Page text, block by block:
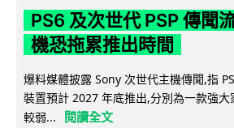
PS6 及次世代 PSP 傳聞
機恐拖累推出時間
爆料媒體披露 Sony 次世代主機傳聞,指
裝置預計 2027 年底推出,分別為一款強
較弱...
閱讀全文